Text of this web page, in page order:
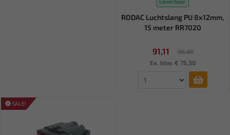
RODAC Luchtslang PU 8x12mm,
15 meter RR7020
91,11
96,80
Ex. btw: € 75,30
SALE!